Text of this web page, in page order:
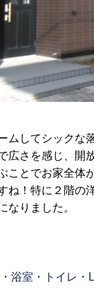
ムしてシックな
広さを感じ、開
ことでお家全体
ね！特に２階の
なりました。
浴室・トイレ・